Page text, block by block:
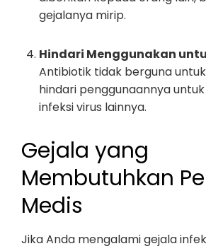
gejalanya mirip.
Hindari Menggunakan
Antibiotik tidak berguna untuk
hindari penggunaannya
infeksi virus lainnya.
Gejala yang
Membutuhkan
Medis
Jika Anda mengalami gejala